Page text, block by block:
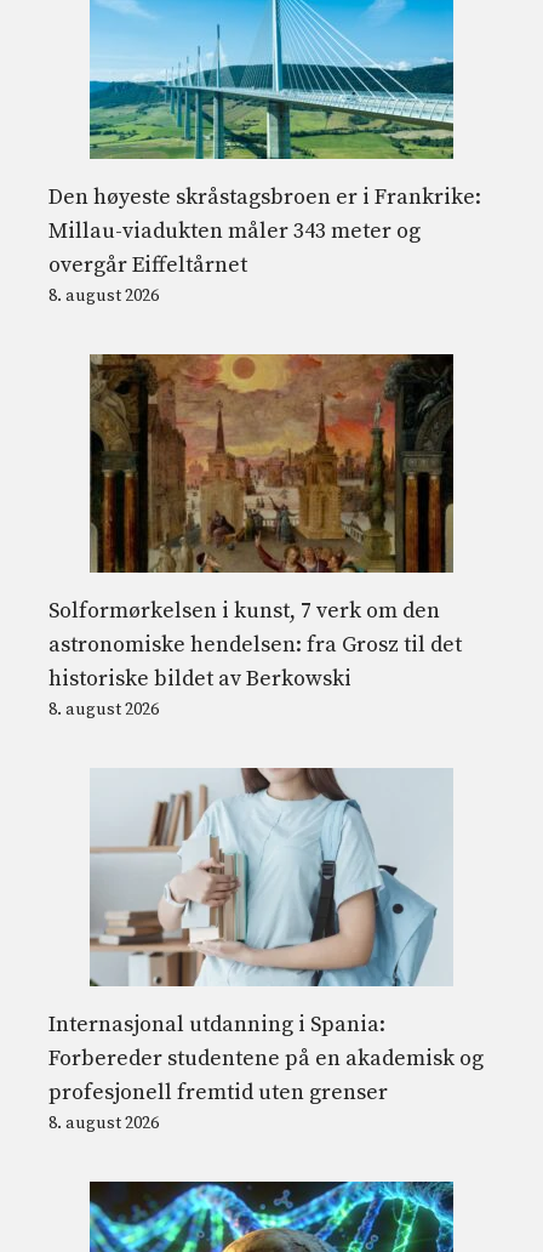
Den høyeste skråstagsbroen er i Frankrike:
Millau-viadukten måler 343 meter og
overgår Eiffeltårnet
8. august 2026
Solformørkelsen i kunst, 7 verk om den
astronomiske hendelsen: fra Grosz til det
historiske bildet av Berkowski
8. august 2026
Internasjonal utdanning i Spania:
Forbereder studentene på en akademisk og
profesjonell fremtid uten grenser
8. august 2026